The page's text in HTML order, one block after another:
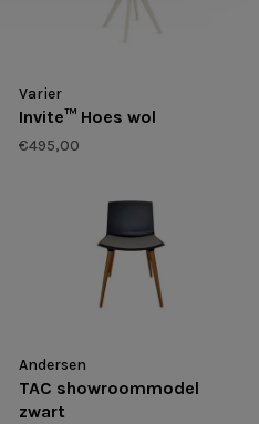
Varier
Invite™ Hoes wol
€495,00
Andersen
TAC showroommodel
zwart